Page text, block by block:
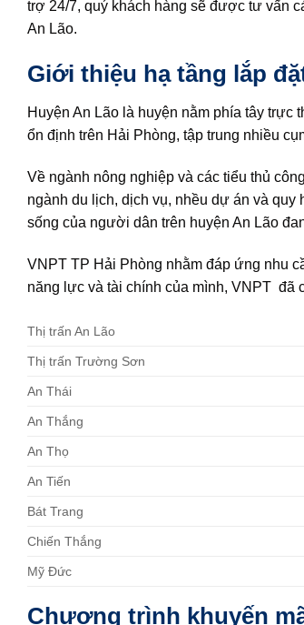
trợ 24/7, quý khách hàng sẽ được tư vấn
An Lão.
Giới thiệu hạ tầng lắp
Huyện An Lão là huyện nằm phía tây trực
ổn định trên Hải Phòng, tập trung nhiều
Về ngành nông nghiệp và các tiểu thủ
ngành du lịch, dịch vụ, nhều dự án và
sống của người dân trên huyện An Lão
VNPT TP Hải Phòng nhằm đáp ứng nhu
năng lực và tài chính của mình, VNPT đã
Thị trấn An Lão
Thị trấn Trường Sơn
An Thái
An Thắng
An Thọ
An Tiến
Bát Trang
Chiến Thắng
Mỹ Đức
Chương trình khuyến